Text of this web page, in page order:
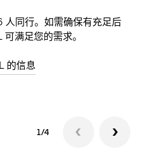
人同行。如需确保有充足后
满足您的需求。
的信息
1/4